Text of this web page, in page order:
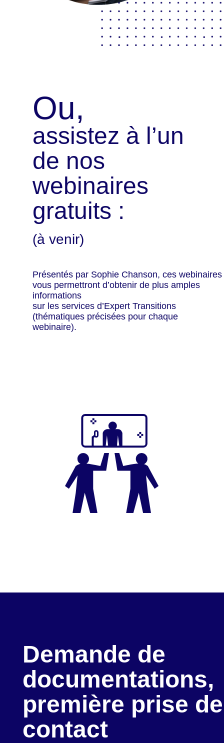
Ou,
assistez à l’un
de nos
webinaires
gratuits :
(à venir)
Présentés par Sophie Chanson, ces webinaires
vous permettront d’obtenir de plus amples
informations
sur les services d’Expert Transitions
(thématiques précisées pour chaque
webinaire).
Demande de
documentations,
première prise de
contact